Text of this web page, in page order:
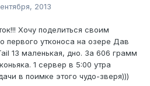
2013
Хочу поделиться своим
первого утконоса на озере Дав
13 маленькая, дно. За 606 грамм
1 сервер в 5:00 утра
в поимке этого чудо-зверя)))